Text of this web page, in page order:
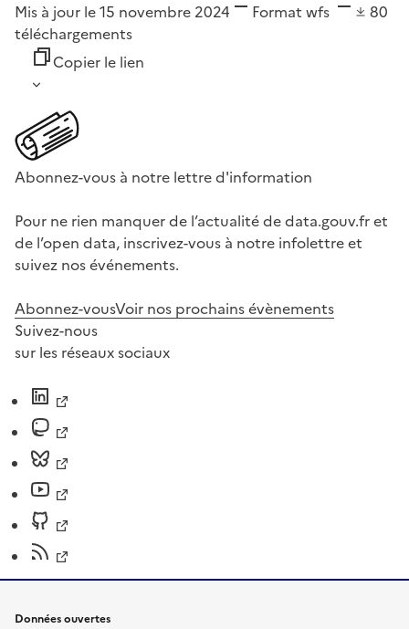
Mis à jour le 15 novembre 2024 Format wfs
80
téléchargements
Copier le lien
Abonnez-vous à notre lettre d'information
Pour ne rien manquer de l’actualité de data.gouv.fr et
de l’open data, inscrivez-vous à notre infolettre et
suivez nos événements.
Abonnez-vousVoir nos prochains évènements
Suivez-nous
sur les réseaux sociaux
Données ouvertes